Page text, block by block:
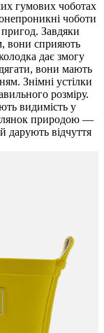
гумових чоботах
чоботи
Завдяки
вони сприяють
дає змогу
вони мають
Знімні устілки
розміру.
видимість у
природою —
дарують відчуття